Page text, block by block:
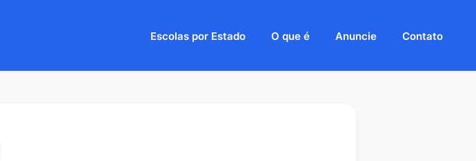
Escolas por Estado O que é Anuncie Contato